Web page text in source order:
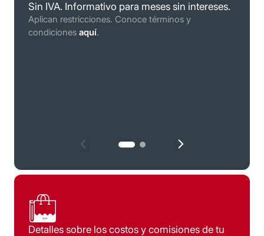
Sin IVA. Informativo para meses sin intereses.
Aplican restricciones. Conoce términos y
condiciones aquí.
Conoce términos y condicionesaquí.
Detalles sobre los costos y comisiones de tu